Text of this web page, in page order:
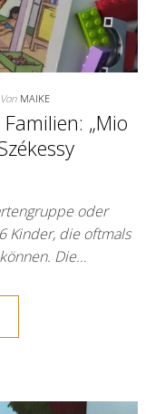
Von MAIKE
„Mio
oder
Kinder, die oftmals
Die…